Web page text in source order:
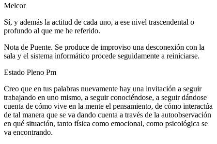
Melcor
Sí, y además la actitud de cada uno, a ese nivel trascendental o
profundo al que me he referido.
Nota de Puente. Se produce de improviso una desconexión con la
sala y el sistema informático procede seguidamente a reiniciarse.
Estado Pleno Pm
Creo que en tus palabras nuevamente hay una invitación a seguir
trabajando en uno mismo, a seguir conociéndose, a seguir dándose
cuenta de cómo vive en la mente el pensamiento, de cómo interactúa
de tal manera que se va dando cuenta a través de la autoobservación
en qué situación, tanto física como emocional, como psicológica se
va encontrando.